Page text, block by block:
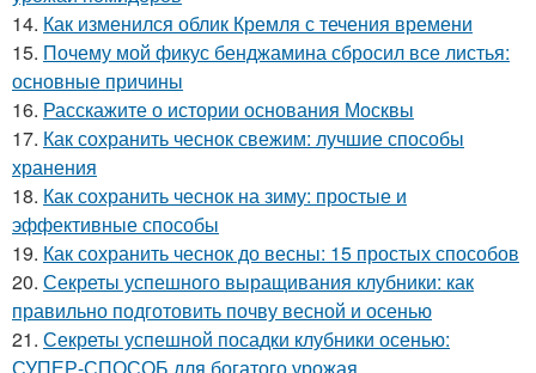
14. Как изменился облик Кремля с течения времени
15. Почему мой фикус бенджамина сбросил все листья:
основные причины
16. Расскажите о истории основания Москвы
17. Как сохранить чеснок свежим: лучшие способы
хранения
18. Как сохранить чеснок на зиму: простые и
эффективные способы
19. Как сохранить чеснок до весны: 15 простых способов
20. Секреты успешного выращивания клубники: как
правильно подготовить почву весной и осенью
21. Секреты успешной посадки клубники осенью: